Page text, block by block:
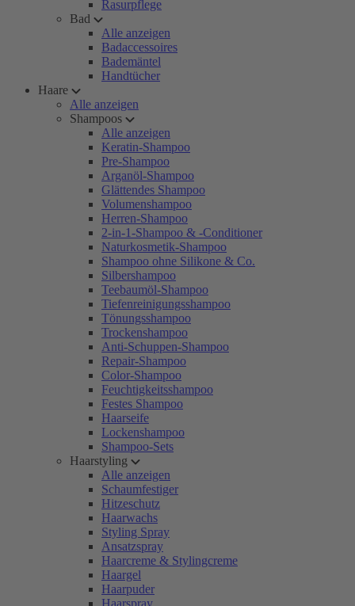
Rasurpflege
Bad
Alle anzeigen
Badaccessoires
Bademäntel
Handtücher
Haare
Alle anzeigen
Shampoos
Alle anzeigen
Keratin-Shampoo
Pre-Shampoo
Arganöl-Shampoo
Glättendes Shampoo
Volumenshampoo
Herren-Shampoo
2-in-1-Shampoo & -Conditioner
Naturkosmetik-Shampoo
Shampoo ohne Silikone & Co.
Silbershampoo
Teebaumöl-Shampoo
Tiefenreinigungsshampoo
Tönungsshampoo
Trockenshampoo
Anti-Schuppen-Shampoo
Repair-Shampoo
Color-Shampoo
Feuchtigkeitsshampoo
Festes Shampoo
Haarseife
Lockenshampoo
Shampoo-Sets
Haarstyling
Alle anzeigen
Schaumfestiger
Hitzeschutz
Haarwachs
Styling Spray
Ansatzspray
Haarcreme & Stylingcreme
Haargel
Haarpuder
Haarspray